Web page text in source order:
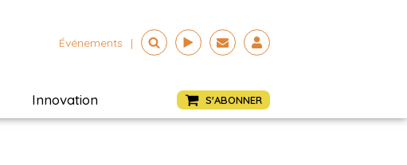
Événements |
Innovation S'ABONNER